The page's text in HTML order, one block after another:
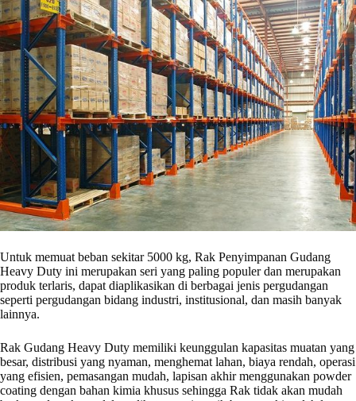
Untuk memuat beban sekitar 5000 kg, Rak Penyimpanan Gudang
Heavy Duty ini merupakan seri yang paling populer dan merupakan
produk terlaris, dapat diaplikasikan di berbagai jenis pergudangan
seperti pergudangan bidang industri, institusional, dan masih banyak
lainnya.
Rak Gudang Heavy Duty memiliki keunggulan kapasitas muatan yang
besar, distribusi yang nyaman, menghemat lahan, biaya rendah, operasi
yang efisien, pemasangan mudah, lapisan akhir menggunakan powder
coating dengan bahan kimia khusus sehingga Rak tidak akan mudah